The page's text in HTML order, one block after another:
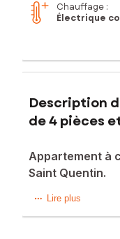
Chauffage :
Électrique
Description
de 4 pièces
Appartement à
Saint Quentin.
Appartement situé
Lire plus